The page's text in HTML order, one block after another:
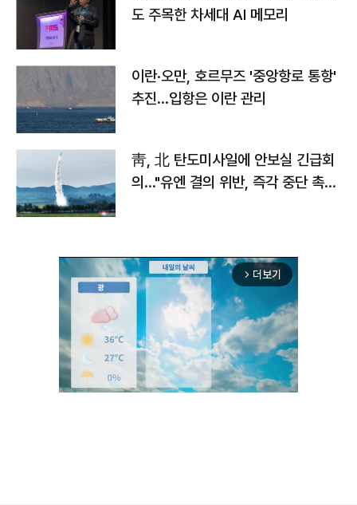
도 주목한 차세대 AI 메모리
이란·오만, 호르무즈 '중앙항로 통항'
추진…입항은 이란 관리
靑, 北 탄도미사일에 안보실 긴급회
의…"유엔 결의 위반, 즉각 중단 촉
arrow_forward_ios 더보기